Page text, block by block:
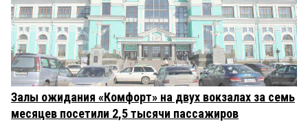
Залы ожидания «Комфорт» на двух вокзалах за семь
месяцев посетили 2,5 тысячи пассажиров